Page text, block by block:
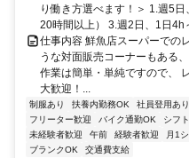
り働き方選べます！＞ 1.週5
20時間以上） 3.週2日、1日
仕事内容 鮮魚店スーパーでの
うな対面販売コーナーもある
作業は簡単・単純ですので、
大歓迎！...
制服あり 扶養内勤務OK 社員登用あり
フリーター歓迎
バイク通勤OK シフ
未経験者歓迎
午前 経験者歓迎 月1
ブランクOK
交通費支給